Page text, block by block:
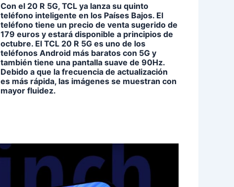
Con el 20 R 5G, TCL ya lanza su quinto
teléfono inteligente en los Países Bajos. El
teléfono tiene un precio de venta sugerido de
179 euros y estará disponible a principios de
octubre. El TCL 20 R 5G es uno de los
teléfonos Android más baratos con 5G y
también tiene una pantalla suave de 90Hz.
Debido a que la frecuencia de actualización
es más rápida, las imágenes se muestran con
mayor fluidez.